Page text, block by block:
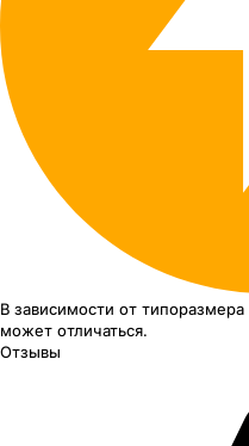
В зависимости от типоразмера
может отличаться.
Отзывы